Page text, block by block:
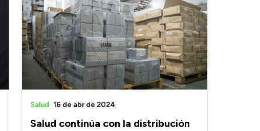
Salud continúa con la distribución
Salud 16 de abr de 2024